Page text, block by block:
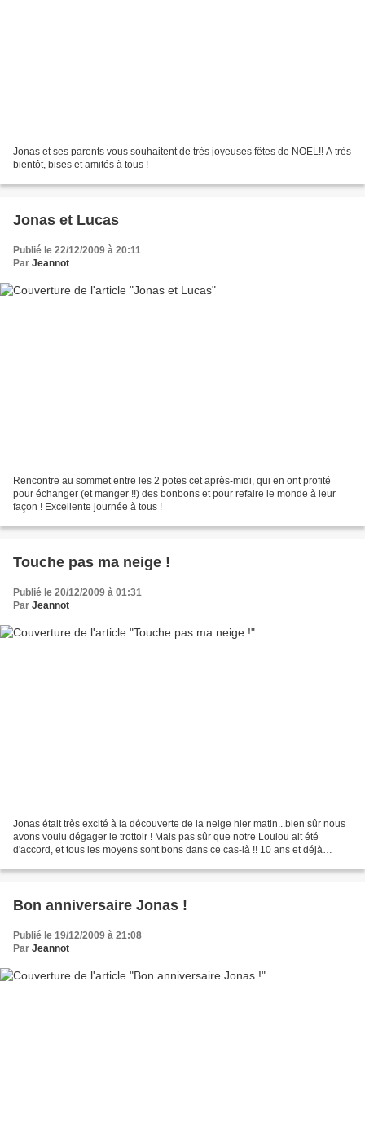
Jonas et ses parents vous souhaitent de très joyeuses fêtes de NOEL!! A très
bientôt, bises et amités à tous !
Jonas et Lucas
Publié le 22/12/2009 à 20:11
Par Jeannot
Rencontre au sommet entre les 2 potes cet après-midi, qui en ont profité
pour échanger (et manger !!) des bonbons et pour refaire le monde à leur
façon ! Excellente journée à tous !
Touche pas ma neige !
Publié le 20/12/2009 à 01:31
Par Jeannot
Jonas était très excité à la découverte de la neige hier matin...bien sûr nous
avons voulu dégager le trottoir ! Mais pas sûr que notre Loulou ait été
d'accord, et tous les moyens sont bons dans ce cas-là !! 10 ans et déjà
Bon anniversaire Jonas !
Publié le 19/12/2009 à 21:08
Par Jeannot